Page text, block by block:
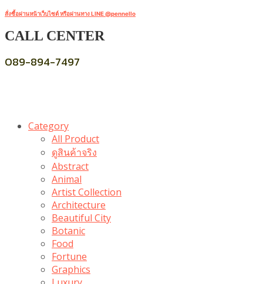
สั่งซื้อผ่านหน้าเว็บไซต์ หรือผ่านทาง LINE @pennello
CALL CENTER
089-894-7497
Category
All Product
ดูสินค้าจริง
Abstract
Animal
Artist Collection
Architecture
Beautiful City
Botanic
Food
Fortune
Graphics